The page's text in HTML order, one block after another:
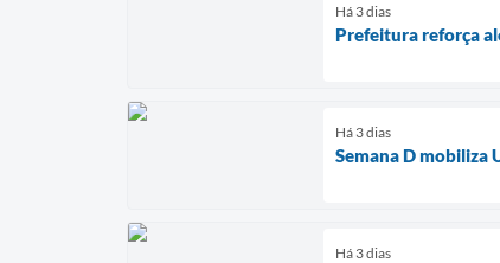
Há 3 dias
Prefeitura reforça
Há 3 dias
Semana D mobiliza
Há 3 dias